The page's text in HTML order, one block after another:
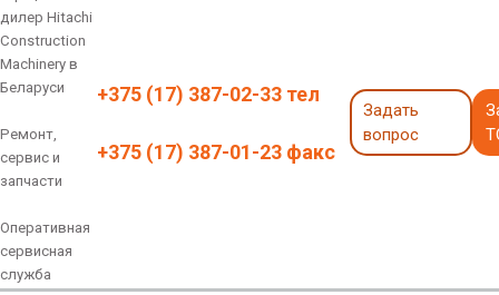
дилер Hitachi
Construction
Machinery в
Беларуси
Ремонт,
сервис и
запчасти
Оперативная
сервисная
служба
+375 (17) 387-02-33 тел
+375 (17) 387-01-23 факс
Задать
вопрос